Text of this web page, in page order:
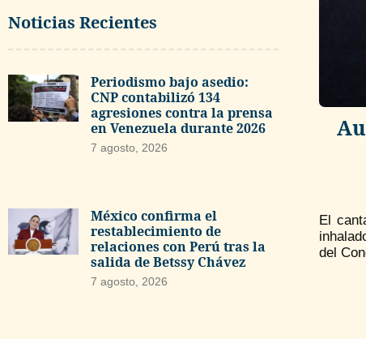
Noticias Recientes
Periodismo bajo asedio:
CNP contabilizó 134
agresiones contra la prensa
en Venezuela durante 2026
7 agosto, 2026
México confirma el
restablecimiento de
relaciones con Perú tras la
salida de Betssy Chávez
7 agosto, 2026
El
del